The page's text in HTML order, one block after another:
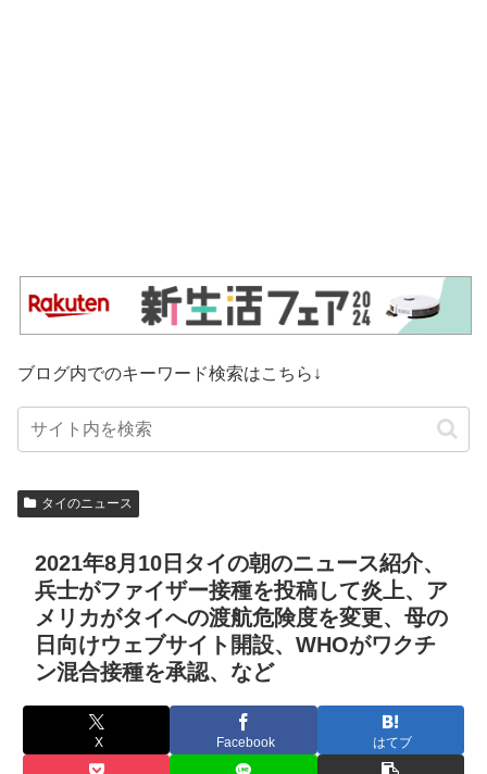
ブログ内でのキーワード検索はこちら↓
タイのニュース
2021年8月10日タイの朝のニュース紹介、
兵士がファイザー接種を投稿して炎上、ア
メリカがタイへの渡航危険度を変更、母の
日向けウェブサイト開設、WHOがワクチ
ン混合接種を承認、など
X Facebook はてブ